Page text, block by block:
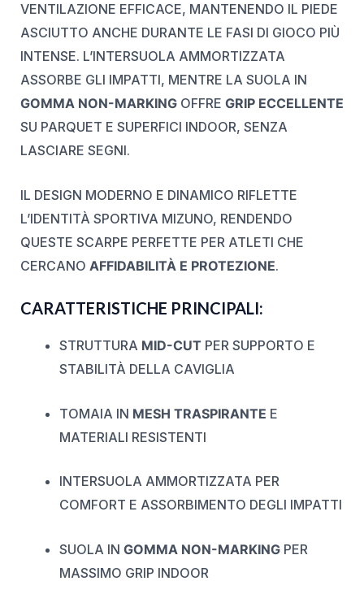
VENTILAZIONE EFFICACE, MANTENENDO IL PIEDE
ASCIUTTO ANCHE DURANTE LE FASI DI GIOCO PIÙ
INTENSE. L’INTERSUOLA AMMORTIZZATA
ASSORBE GLI IMPATTI, MENTRE LA SUOLA IN
GOMMA NON-MARKINGOFFRE GRIP ECCELLENTE
SU PARQUET E SUPERFICI INDOOR, SENZA
LASCIARE SEGNI.
IL DESIGN MODERNO E DINAMICO RIFLETTE
L’IDENTITÀ SPORTIVA MIZUNO, RENDENDO
QUESTE SCARPE PERFETTE PER ATLETI CHE
CERCANO AFFIDABILITÀ E PROTEZIONE.
CARATTERISTICHE PRINCIPALI:
STRUTTURA MID-CUTPER SUPPORTO E
STABILITÀ DELLA CAVIGLIA
TOMAIA IN MESH TRASPIRANTE E
MATERIALI RESISTENTI
INTERSUOLA AMMORTIZZATA PER
COMFORT E ASSORBIMENTO DEGLI IMPATTI
SUOLA IN GOMMA NON-MARKINGPER
MASSIMO GRIP INDOOR